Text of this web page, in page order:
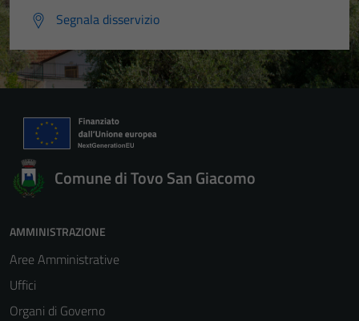
Segnala disservizio
Comune di Tovo San Giacomo
AMMINISTRAZIONE
Aree Amministrative
Uffici
Organi di Governo